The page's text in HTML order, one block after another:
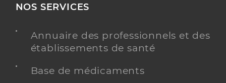
NOS SERVICES
Annuaire des professionnels et des
établissements de santé
Base de médicaments